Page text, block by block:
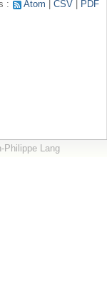
:
Atom CSV PDF
Lang